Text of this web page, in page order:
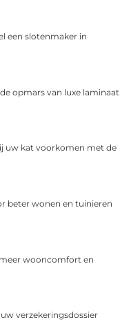
een slotenmaker in
opmars van luxe laminaat
uw kat voorkomen met de
beter wonen en tuinieren
wooncomfort en
verzekeringsdossier